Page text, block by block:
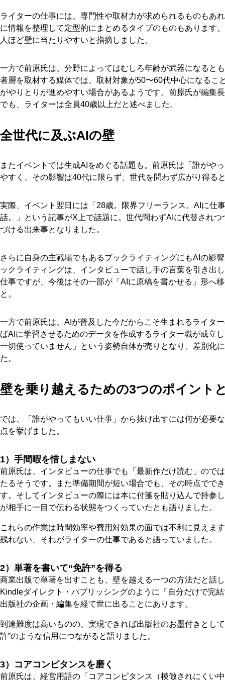
ライターの仕事には、専門性や取材力が求められるものもあ
に情報を整理して定型的にまとめるタイプのものもあります
人ほど壁に当たりやすいと指摘しました。
一方で前原氏は、分野によってはむしろ年齢が武器になると
者層を取材する媒体では、取材対象が50〜60代中心になるこ
がやりとりが進めやすい場合があるようです。前原氏が編集
でも、ライターは全員40歳以上だと述べました。
全世代に及ぶAIの壁
またイベントでは生成AIをめぐる話題も。前原氏は「誰がや
やすく、その影響は40代に限らず、世代を問わず広がり得る
実際、イベント翌日には「28歳。限界フリーランス。AIに仕
話。」という記事がX上で話題に。世代問わずAIに代替され
づける出来事となりました。
さらに自身の主戦場でもあるブックライティングにもAIの影
ックライティングは、インタビューで話し手の言葉を引き出
仕事ですが、今後はその一部が「AIに原稿を書かせる」形へ
と。
一方で前原氏は、AIが普及した今だからこそ生まれるライタ
ばAIに学習させるためのデータを作成するライター職が成立
一切使っていません」という姿勢自体が売りとなり、差別化
た。
壁を乗り越えるための3つのポイント
では、「誰がやってもいい仕事」から抜け出すには何が必要
点を挙げました。
1）手間暇を惜しまない
前原氏は、インタビューの仕事でも「最新作だけ読む」ので
たるそうです。また準備期間が短い場合でも、その時点でで
す。そしてインタビューの際には本に付箋を貼り込んで持参
が相手に一目で伝わる状態をつくっていたとも語りました。
これらの作業は時間効率や費用対効果の面では不利に見えま
残れない、それがライターの仕事であると語っていました。
2）単著を書いて“免許”を得る
商業出版で単著を出すことも、壁を越える一つの方法だと話
Kindleダイレクト・パブリッシングのように「自分だけで完
出版社の企画・編集を経て世に出ることにあります。
到達難度は高いものの、実現できれば出版社のお墨付きとし
許”のような信用につながると語りました。
3）コアコンピタンスを磨く
前原氏は、経営用語の「コアコンピタンス（模倣されにくい